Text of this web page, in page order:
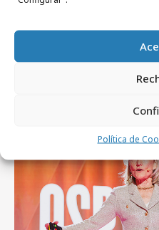
Política de
Artículos
Empresas y Negocios